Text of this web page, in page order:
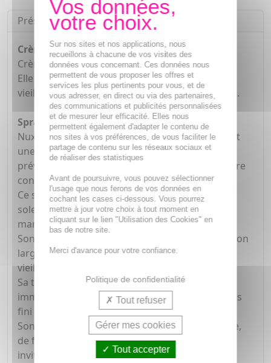
Présentation
Crème solaire fondante visage SPF50 30ml :
Crème haute protection anti-âge pour le visage.
Elle protège des UVA/UVB et du photo-
vieillissement cutané (tâches). Hydrate et apaise.
Spray solaire délicieux SPF50 50ml :
Nuxe Sun Spray Solaire Délicieux SPF50 50 ml est
une protection cellulaire anti-âge qui hydrate,
prévient les taches. Cette haute protection solaire
convient à toutes les peaux.
Ce spray protège visage et corps des rayons du
soleil tout en contribuant au respect du milieu
marin.
Son complexe filtrant breveté offre une protection
large spectre UVA/UVB et prévient le photo-
vieillissement cutané prématuré.
Sa texture ultra-légère hydrate et pénètre
immédiatement pour sublimer le bronzage. Sans
fini gras ni collant, il laisse la peau douce.
Son parfum d'évasion aux notes d'orange douce,
de fleur de tiaré et de vanille est une irrésistible
invitation à profiter de l'été.
Sur nos sites et nos applications, nous
recueillons à chacune de vos visites des
données vous concernant. Ces données nous
permettent de vous proposer les offres et
services les plus pertinents pour vous, et de
vous adresser, en direct ou via des partenaires,
des communications et publicités personnalisées
et de mesurer leur efficacité. Elles nous
permettent également d'adapter le contenu de
nos sites à vos préférences, de vous faciliter le
partage de contenu sur les réseaux sociaux et
de réaliser des statistiques
Avant de poursuivre, vous pouvez sélectionner
l'usage que nous ferons de vos données en
cochant les cases ci-dessous. Vous pourrez
mettre à jour votre choix à tout moment en
cliquant sur le lien "Utilisation des Cookies" en
bas de notre site.
Merci d'avance pour votre confiance.
Politique de confidentialité
Tout refuser
Gérer mes cookies
Tout accepter